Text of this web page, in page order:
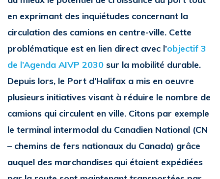
en exprimant des inquiétudes concernant la
circulation des camions en centre-ville. Cette
problématique est en lien direct avec l’objectif 3
de l’Agenda AIVP 2030 sur la mobilité durable.
Depuis lors, le Port d’Halifax a mis en oeuvre
plusieurs initiatives visant à réduire le nombre de
camions qui circulent en ville. Citons par exemple
le terminal intermodal du Canadien National (CN
– chemins de fers nationaux du Canada) grâce
auquel des marchandises qui étaient expédiées